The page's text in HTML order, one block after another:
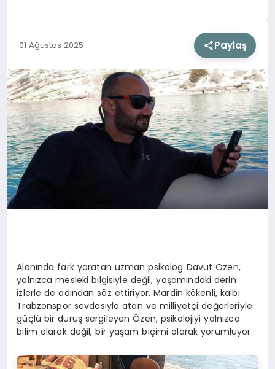
SIYASET
SAĞLIK
DÜNYA
EĞITIM
01 Ağustos 2025 Paylaş
Alanında fark yaratan uzman psikolog Davut Özen,
yalnızca mesleki bilgisiyle değil, yaşamındaki derin
izlerle de adından söz ettiriyor. Mardin kökenli, kalbi
Trabzonspor sevdasıyla atan ve milliyetçi değerleriyle
güçlü bir duruş sergileyen Özen, psikolojiyi yalnızca
bilim olarak değil, bir yaşam biçimi olarak yorumluyor.